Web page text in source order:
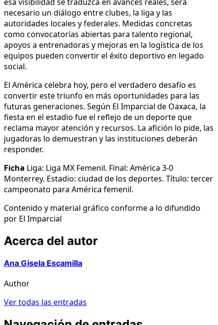
necesario un diálogo entre clubes, la liga y las
autoridades locales y federales. Medidas concretas
como convocatorias abiertas para talento regional,
apoyos a entrenadoras y mejoras en la logística de los
equipos pueden convertir el éxito deportivo en legado
social.
El América celebra hoy, pero el verdadero desafío es
convertir este triunfo en más oportunidades para las
futuras generaciones. Según El Imparcial de Oaxaca, la
fiesta en el estadio fue el reflejo de un deporte que
reclama mayor atención y recursos. La afición lo pide, las
jugadoras lo demuestran y las instituciones deberán
responder.
Ficha Liga: Liga MX Femenil. Final: América 3-0
Monterrey. Estadio: ciudad de los deportes. Título: tercer
campeonato para América femenil.
Contenido y material gráfico conforme a lo difundido
por El Imparcial
Acerca del autor
Ana Gisela Escamilla
Author
Ver todas las entradas